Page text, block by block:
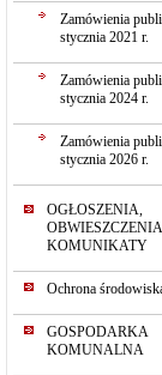
Zamówienia
stycznia 2021 r.
Zamówienia
stycznia 2024 r.
Zamówienia
stycznia 2026 r.
OGŁOSZENIA,
KOMUNIKATY
Ochrona
GOSPODARKA
KOMUNALNA